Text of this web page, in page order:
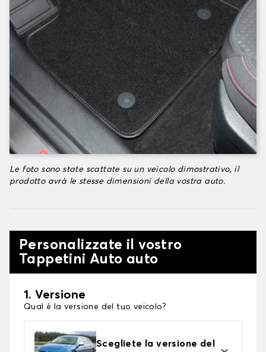
Le foto sono state scattate su un veicolo dimostrativo, il
prodotto avrà le stesse dimensioni della vostra auto.
Personalizzate il vostro
Tappetini Auto auto
1. Versione
Qual è la versione del tuo veicolo?
Scegliete la versione del